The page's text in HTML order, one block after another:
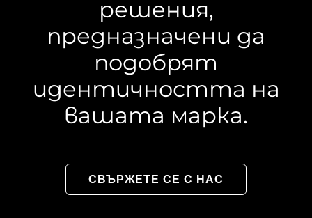
решения,
предназначени да
подобрят
идентичността на
вашата марка.
СВЪРЖЕТЕ СЕ С НАС